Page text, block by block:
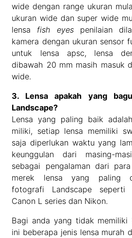
wide dengan range ukuran
ukuran wide dan super wide
lensa fish eyes penilaian
kamera dengan ukuran sensor
untuk lensa apsc, lensa
dibawah 20 mm masih masuk
wide.
3. Lensa apakah yang
Landscape?
Lensa yang paling baik
miliki, setiap lensa memiliki
saja diperlukan waktu yang
keunggulan dari masing-
sebagai pengalaman dari
merek lensa yang paling
fotografi Landscape seperti
Canon L series dan Nikon.
Bagi anda yang tidak
ini beberapa jenis lensa murah